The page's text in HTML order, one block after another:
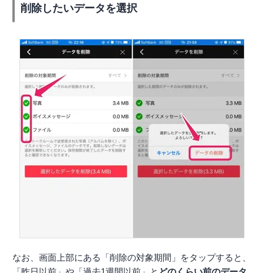
削除したいデータを選択
なお、画面上部にある「削除の対象期間」をタップすると、